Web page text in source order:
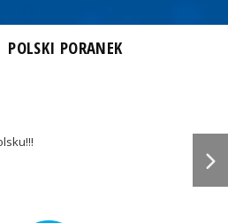
POLSKI PORANEK